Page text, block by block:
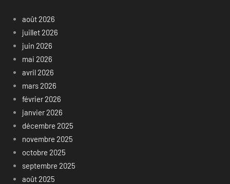
août 2026
juillet 2026
juin 2026
mai 2026
avril 2026
mars 2026
février 2026
janvier 2026
décembre 2025
novembre 2025
octobre 2025
septembre 2025
août 2025